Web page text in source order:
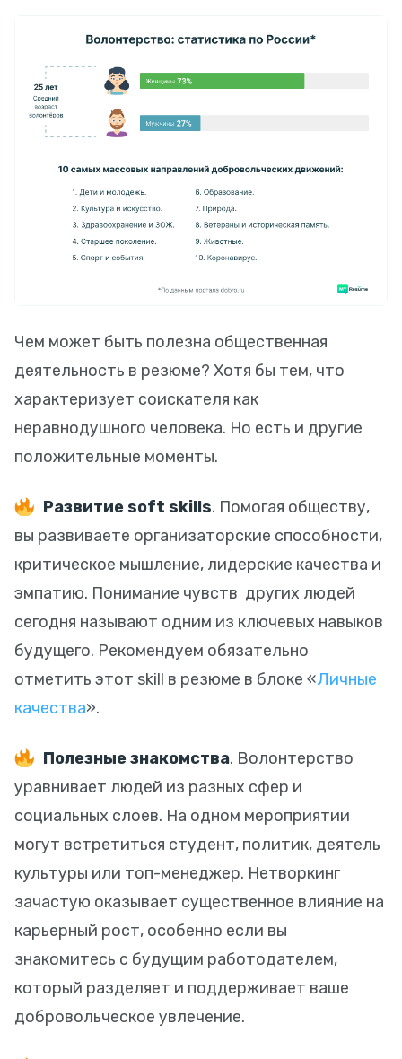
Чем может быть полезна общественная
деятельность в резюме? Хотя бы тем, что
характеризует соискателя как
неравнодушного человека. Но есть и другие
положительные моменты.
Развитие soft skills. Помогая обществу,
вы развиваете организаторские способности,
критическое мышление, лидерские качества и
эмпатию. Понимание чувств других людей
сегодня называют одним из ключевых навыков
будущего. Рекомендуем обязательно
отметить этот skill в резюме в блоке «Личные
качества».
Полезные знакомства. Волонтерство
уравнивает людей из разных сфер и
социальных слоев. На одном мероприятии
могут встретиться студент, политик, деятель
культуры или топ-менеджер. Нетворкинг
зачастую оказывает существенное влияние на
карьерный рост, особенно если вы
знакомитесь с будущим работодателем,
который разделяет и поддерживает ваше
добровольческое увлечение.